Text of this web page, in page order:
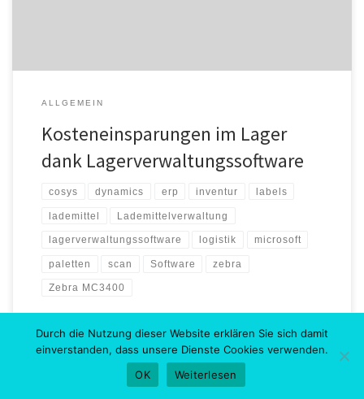
ALLGEMEIN
Kosteneinsparungen im Lager
dank Lagerverwaltungssoftware
cosys dynamics erp inventur labels
lademittel Lademittelverwaltung
lagerverwaltungssoftware logistik microsoft
paletten scan Software zebra
Zebra MC3400
vonFirma Cosys Ident Veröffentlicht am9. Januar 2025
Durch die Nutzung dieser Website erklären Sie sich damit
einverstanden, dass unsere Dienste Cookies verwenden.
OK
Weiterlesen